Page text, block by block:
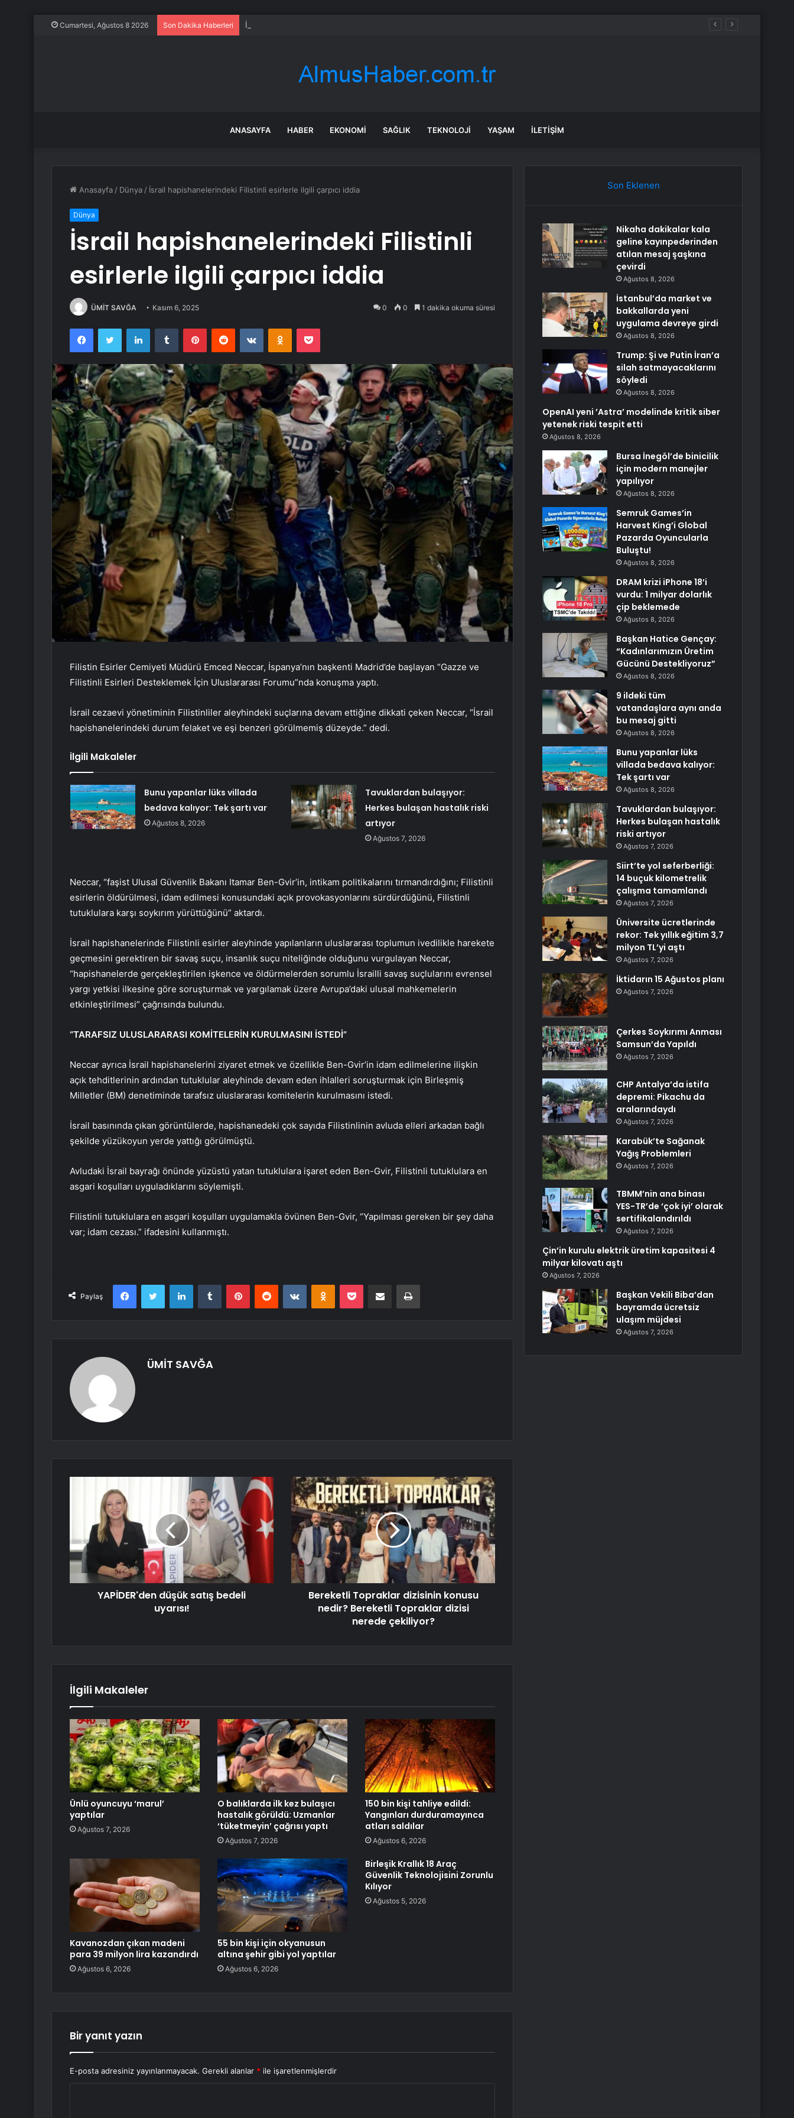
Cumartesi, Ağustos 8 2026 Son Dakika Haberleri İstanbul’da market ve bakkallarda yeni uygulama devreye girdi
ANASAYFA HABER EKONOMI SAĞLIK TEKNOLOJI YAŞAM İLETIŞIM
Anasayfa / Dünya / İsrail hapishanelerindeki Filistinli esirlerle ilgili çarpıcı iddia
Dünya
İsrail hapishanelerindeki Filistinli
esirlerle ilgili çarpıcı iddia
ÜMİT SAVĞA Kasım 6, 2025 0 0 1 dakika okuma süresi
FacebookTwitter LinkedInTumblr PinterestReddit VKontakteOdnoklassniki
Pocket
Filistin Esirler Cemiyeti Müdürü Emced Neccar, İspanya’nın başkenti Madrid’de başlayan “Gazze ve
Filistinli Esirleri Desteklemek İçin Uluslararası Forumu”nda konuşma yaptı.
İsrail cezaevi yönetiminin Filistinliler aleyhindeki suçlarına devam ettiğine dikkati çeken Neccar, “İsrail
hapishanelerindeki durum felaket ve eşi benzeri görülmemiş düzeyde.” dedi.
İlgili Makaleler
Bunu yapanlar lüks villada
bedava kalıyor: Tek şartı var
Ağustos 8, 2026
Tavuklardan bulaşıyor:
Herkes bulaşan hastalık riski
artıyor
Ağustos 7, 2026
Neccar, “faşist Ulusal Güvenlik Bakanı Itamar Ben-Gvir’in, intikam politikalarını tırmandırdığını; Filistinli
esirlerin öldürülmesi, idam edilmesi konusundaki açık provokasyonlarını sürdürdüğünü, Filistinli
tutuklulara karşı soykırım yürüttüğünü” aktardı.
İsrail hapishanelerinde Filistinli esirler aleyhinde yapılanların uluslararası toplumun ivedilikle harekete
geçmesini gerektiren bir savaş suçu, insanlık suçu niteliğinde olduğunu vurgulayan Neccar,
“hapishanelerde gerçekleştirilen işkence ve öldürmelerden sorumlu İsrailli savaş suçlularını evrensel
yargı yetkisi ilkesine göre soruşturmak ve yargılamak üzere Avrupa’daki ulusal mahkemelerin
etkinleştirilmesi” çağrısında bulundu.
“TARAFSIZ ULUSLARARASI KOMİTELERİN KURULMASINI İSTEDİ”
Neccar ayrıca İsrail hapishanelerini ziyaret etmek ve özellikle Ben-Gvir’in idam edilmelerine ilişkin
açık tehditlerinin ardından tutuklular aleyhinde devam eden ihlalleri soruşturmak için Birleşmiş
Milletler (BM) denetiminde tarafsız uluslararası komitelerin kurulmasını istedi.
İsrail basınında çıkan görüntülerde, hapishanedeki çok sayıda Filistinlinin avluda elleri arkadan bağlı
şekilde yüzükoyun yerde yattığı görülmüştü.
Avludaki İsrail bayrağı önünde yüzüstü yatan tutuklulara işaret eden Ben-Gvir, Filistinli tutuklulara en
asgari koşulları uyguladıklarını söylemişti.
Filistinli tutuklulara en asgari koşulları uygulamakla övünen Ben-Gvir, “Yapılması gereken bir şey daha
var; idam cezası.” ifadesini kullanmıştı.
Paylaş
FacebookTwitter LinkedInTumblr PinterestReddit VKontakteOdnoklassniki
Pocket E-Posta ile paylaş Yazdır
ÜMİT SAVĞA
YAPİDER'den düşük satış bedeli
uyarısı!
Bereketli Topraklar dizisinin konusu
nedir? Bereketli Topraklar dizisi
nerede çekiliyor?
İlgili Makaleler
Ünlü oyuncuyu ‘marul’
yaptılar
Ağustos 7, 2026
O balıklarda ilk kez bulaşıcı
hastalık görüldü: Uzmanlar
‘tüketmeyin’ çağrısı yaptı
Ağustos 7, 2026
150 bin kişi tahliye edildi:
Yangınları durduramayınca
atları saldılar
Ağustos 6, 2026
Kavanozdan çıkan madeni
para 39 milyon lira kazandırdı
Ağustos 6, 2026
55 bin kişi için okyanusun
altına şehir gibi yol yaptılar
Ağustos 6, 2026
Birleşik Krallık 18 Araç
Güvenlik Teknolojisini Zorunlu
Kılıyor
Ağustos 5, 2026
Bir yanıt yazın
E-posta adresiniz yayınlanmayacak. Gerekli alanlar * ile işaretlenmişlerdir
Son Eklenen
Nikaha dakikalar kala
geline kayınpederinden
atılan mesaj şaşkına
çevirdi
Ağustos 8, 2026
İstanbul’da market ve
bakkallarda yeni
uygulama devreye girdi
Ağustos 8, 2026
Trump: Şi ve Putin İran’a
silah satmayacaklarını
söyledi
Ağustos 8, 2026
OpenAI yeni ’Astra’ modelinde kritik siber
yetenek riski tespit etti
Ağustos 8, 2026
Bursa İnegöl’de binicilik
için modern manejler
yapılıyor
Ağustos 8, 2026
Semruk Games’in
Harvest King’i Global
Pazarda Oyuncularla
Buluştu!
Ağustos 8, 2026
DRAM krizi iPhone 18’i
vurdu: 1 milyar dolarlık
çip beklemede
Ağustos 8, 2026
Başkan Hatice Gençay:
“Kadınlarımızın Üretim
Gücünü Destekliyoruz”
Ağustos 8, 2026
9 ildeki tüm
vatandaşlara aynı anda
bu mesaj gitti
Ağustos 8, 2026
Bunu yapanlar lüks
villada bedava kalıyor:
Tek şartı var
Ağustos 8, 2026
Tavuklardan bulaşıyor:
Herkes bulaşan hastalık
riski artıyor
Ağustos 7, 2026
Siirt’te yol seferberliği:
14 buçuk kilometrelik
çalışma tamamlandı
Ağustos 7, 2026
Üniversite ücretlerinde
rekor: Tek yıllık eğitim 3,7
milyon TL’yi aştı
Ağustos 7, 2026
İktidarın 15 Ağustos planı
Ağustos 7, 2026
Çerkes Soykırımı Anması
Samsun’da Yapıldı
Ağustos 7, 2026
CHP Antalya’da istifa
depremi: Pikachu da
aralarındaydı
Ağustos 7, 2026
Karabük’te Sağanak
Yağış Problemleri
Ağustos 7, 2026
TBMM’nin ana binası
YES-TR’de ‘çok iyi’ olarak
sertifikalandırıldı
Ağustos 7, 2026
Çin’in kurulu elektrik üretim kapasitesi 4
milyar kilovatı aştı
Ağustos 7, 2026
Başkan Vekili Biba’dan
bayramda ücretsiz
ulaşım müjdesi
Ağustos 7, 2026